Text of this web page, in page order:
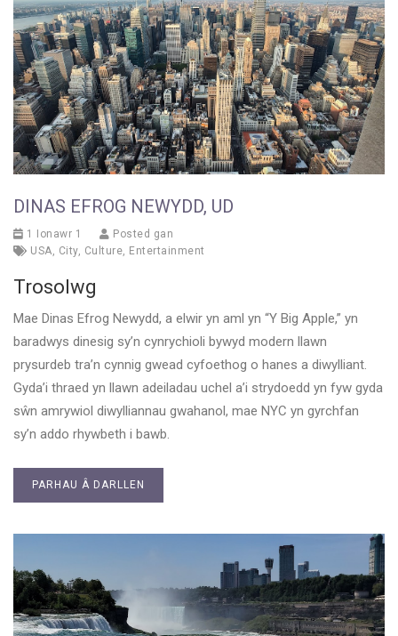
DINAS EFROG NEWYDD, UD
1 Ionawr 1
Posted gan
USA, City, Culture, Entertainment
Trosolwg
Mae Dinas Efrog Newydd, a elwir yn aml yn “Y Big Apple,” yn
baradwys dinesig sy’n cynrychioli bywyd modern llawn
prysurdeb tra’n cynnig gwead cyfoethog o hanes a diwylliant.
Gyda’i thraed yn llawn adeiladau uchel a’i strydoedd yn fyw gyda
sŵn amrywiol diwylliannau gwahanol, mae NYC yn gyrchfan
sy’n addo rhywbeth i bawb.
PARHAU Â DARLLEN